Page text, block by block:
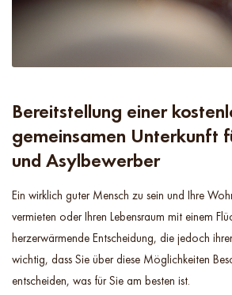
Bereitstellung einer
gemeinsamen Unterkunft
und Asylbewerber
Ein wirklich guter Mensch zu sein und Ihre
vermieten oder Ihren Lebensraum mit einem
herzerwärmende Entscheidung, die jedoch
wichtig, dass Sie über diese Möglichkeiten
entscheiden, was für Sie am besten ist.